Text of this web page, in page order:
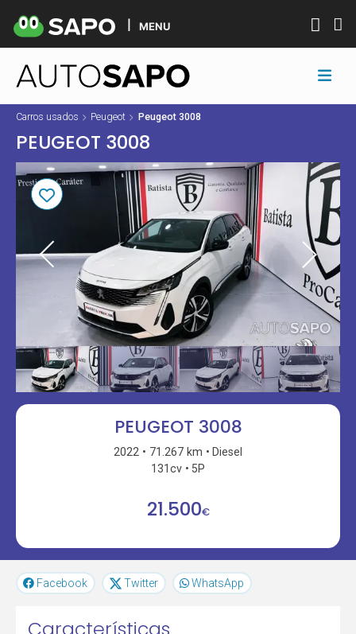
MENU
Carros usados Peugeot Peugeot 3008
PEUGEOT 3008
PEUGEOT 3008
2022 71.267 km
Diesel
131cv
5P
21.500€
Facebook Twitter WhatsApp